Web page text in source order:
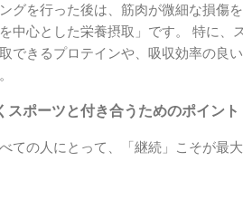
グを行った後は、筋肉が微細な損傷
中心とした栄養摂取」です。 特に、
できるプロテインや、吸収効率の良
スポーツと付き合うためのポイント
ての人にとって、「継続」こそが最